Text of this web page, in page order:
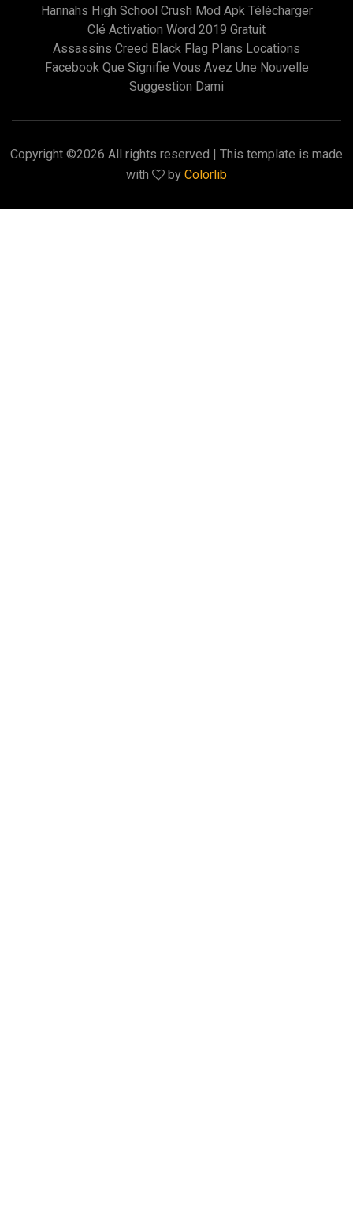
Hannahs High School Crush Mod Apk Télécharger
Clé Activation Word 2019 Gratuit
Assassins Creed Black Flag Plans Locations
Facebook Que Signifie Vous Avez Une Nouvelle
Suggestion Dami
Copyright ©2026 All rights reserved | This template is made
with
by Colorlib